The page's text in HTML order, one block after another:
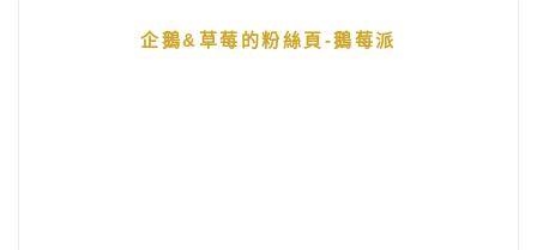
企鵝&草莓的粉絲頁-鵝莓派